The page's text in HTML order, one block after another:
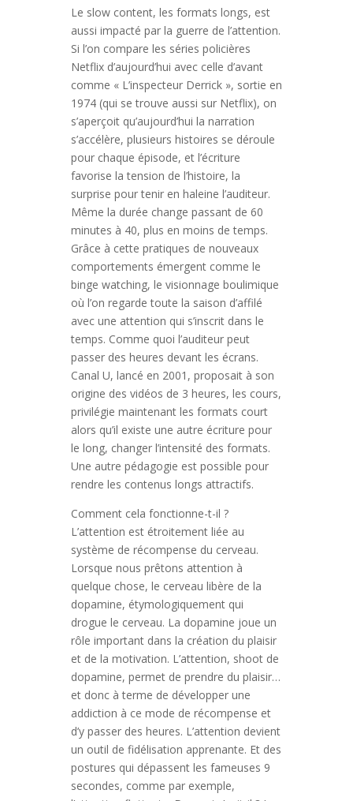
Le slow content, les formats longs, est
aussi impacté par la guerre de l’attention.
Si l’on compare les séries policières
Netflix d’aujourd’hui avec celle d’avant
comme « L’inspecteur Derrick », sortie en
1974 (qui se trouve aussi sur Netflix), on
s’aperçoit qu’aujourd’hui la narration
s’accélère, plusieurs histoires se déroule
pour chaque épisode, et l’écriture
favorise la tension de l’histoire, la
surprise pour tenir en haleine l’auditeur.
Même la durée change passant de 60
minutes à 40, plus en moins de temps.
Grâce à cette pratiques de nouveaux
comportements émergent comme le
binge watching, le visionnage boulimique
où l’on regarde toute la saison d’affilé
avec une attention qui s’inscrit dans le
temps. Comme quoi l’auditeur peut
passer des heures devant les écrans.
Canal U, lancé en 2001, proposait à son
origine des vidéos de 3 heures, les cours,
privilégie maintenant les formats court
alors qu’il existe une autre écriture pour
le long, changer l’intensité des formats.
Une autre pédagogie est possible pour
rendre les contenus longs attractifs.
Comment cela fonctionne-t-il ?
L’attention est étroitement liée au
système de récompense du cerveau.
Lorsque nous prêtons attention à
quelque chose, le cerveau libère de la
dopamine, étymologiquement qui
drogue le cerveau. La dopamine joue un
rôle important dans la création du plaisir
et de la motivation. L’attention, shoot de
dopamine, permet de prendre du plaisir…
et donc à terme de développer une
addiction à ce mode de récompense et
d’y passer des heures. L’attention devient
un outil de fidélisation apprenante. Et des
postures qui dépassent les fameuses 9
secondes, comme par exemple,